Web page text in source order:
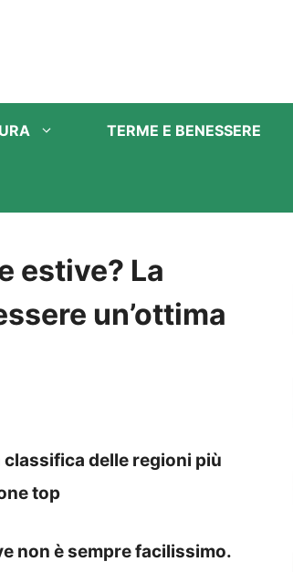
TERME E BENESSERE
estive? La
un’ottima
delle regioni più
top
non è sempre facilissimo.